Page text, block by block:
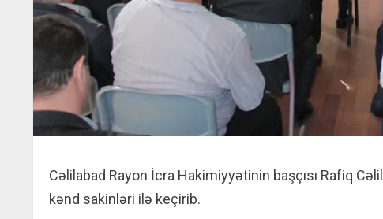
Cəlilabad Rayon İcra Hakimiyyətinin başçısı Rafiq
kənd sakinləri ilə keçirib.